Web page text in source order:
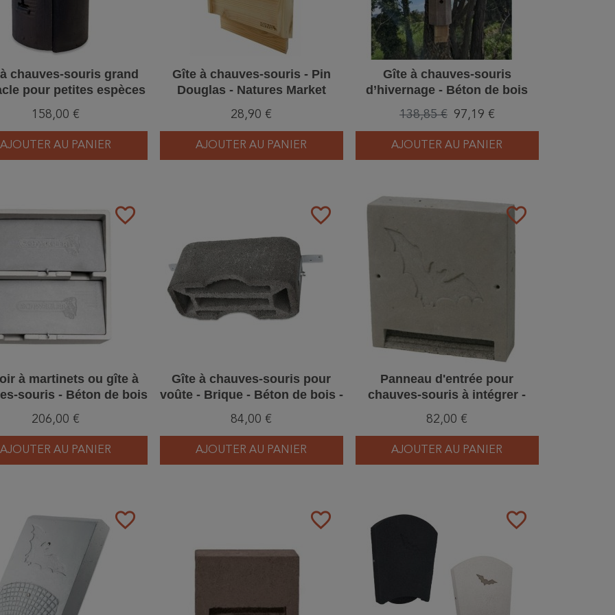
chauves-souris grand
pour petites espèces
(3FS - 234/1)
158,00 €
AJOUTER AU PANIER
Gîte à chauves-souris - Pin
Douglas - Natures Market
28,90 €
AJOUTER AU PANIER
Gîte à chauves-souris
d’hivernage - Béton de bois
138,85 € 97,19 €
AJOUTER AU PANIER
favorite_border
à martinets ou gîte à
souris - Béton de bois
206,00 €
AJOUTER AU PANIER
favorite_border
Gîte à chauves-souris pour
voûte - Brique - Béton de bois -
84,00 €
AJOUTER AU PANIER
favorite_border
Panneau d'entrée pour
chauves-souris à intégrer -
(1FE - 747/6)
82,00 €
AJOUTER AU PANIER
favorite_border favorite_border favorite_border